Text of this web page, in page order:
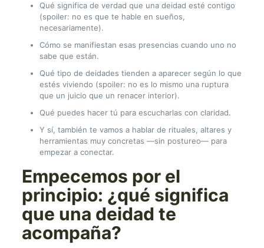
Qué significa de verdad que una deidad esté contigo
(spoiler: no es que te hable en sueños,
necesariamente).
Cómo se manifiestan esas presencias cuando uno no
sabe que están.
Qué tipo de deidades tienden a aparecer según lo que
estés viviendo (spoiler: no es lo mismo una ruptura
que un juicio que un renacer interior).
Qué puedes hacer tú para escucharlas con claridad.
Y sí, también te vamos a hablar de rituales, altares y
herramientas muy concretas —sin postureo— para
empezar a conectar.
Empecemos por el
principio: ¿qué significa
que una deidad te
acompaña?